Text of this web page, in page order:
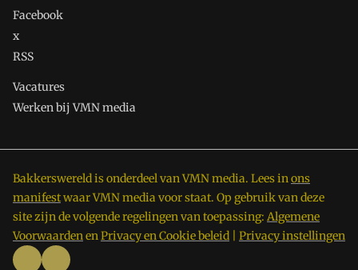
Facebook
x
RSS
Vacatures
Werken bij VMN media
Bakkerswereld is onderdeel van VMN media. Lees inons
manifestwaar VMN media voor staat. Op gebruik van deze
site zijn de volgende regelingen van toepassing: Algemene
VoorwaardenenPrivacy en Cookie beleid Privacy instellingen